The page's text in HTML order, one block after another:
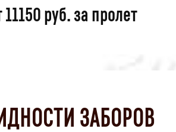
руб. за пролет
ЗАБОРОВ